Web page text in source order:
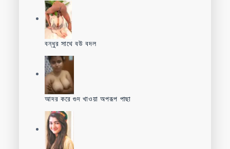
বন্ধুর সাথে বউ বদল
আদর করে গুদ খাওয়া অপরূপ পাছা